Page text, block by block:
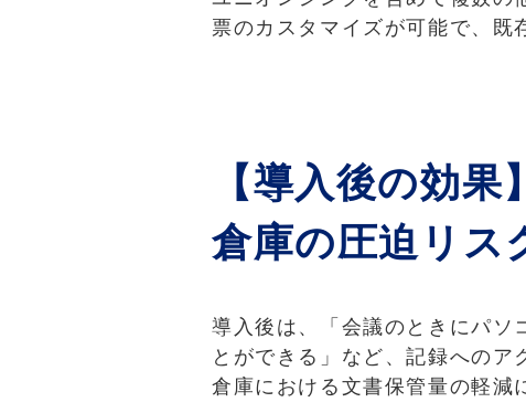
票のカスタマイズが可能で、既
【導入後の効果】
倉庫の圧迫リス
導入後は、「会議のときにパソ
とができる」など、記録への
倉庫における文書保管量の軽減